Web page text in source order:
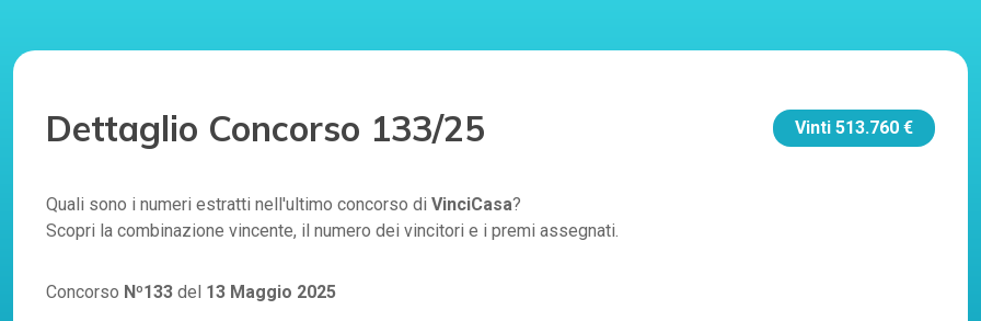
Dettaglio Concorso 133/25 Vinti 513.760 €
Quali sono i numeri estratti nell'ultimo concorso di VinciCasa?
Scopri la combinazione vincente, il numero dei vincitori e i premi assegnati.
Concorso Nº133 del 13 Maggio 2025